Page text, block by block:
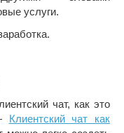
услуги.
чат, как это
Клиентский чат как